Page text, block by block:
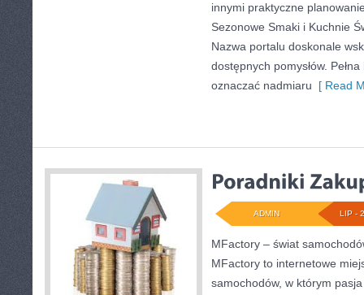
innymi praktyczne
Sezonowe Smaki i Kuchnie
Nazwa portalu doskonale
dostępnych pomysłów.
oznaczać nadmiaru [ Read
LIP -
ADMIN
MFactory – świat
MFactory to internetowe
samochodów, w którym